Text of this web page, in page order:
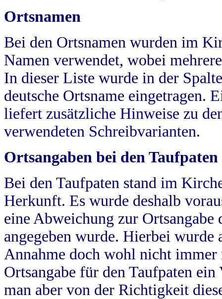
Ortsnamen
Bei den Ortsnamen wurden im
Namen verwendet, wobei
In dieser Liste wurde in der
deutsche Ortsname eingetragen.
liefert zusätzliche Hinweise zu
verwendeten Schreibvarianten.
Ortsangaben bei den Taufpaten
Bei den Taufpaten stand im
Herkunft. Es wurde deshalb
eine Abweichung zur
angegeben wurde. Hierbei wurde
Annahme doch wohl nicht
Ortsangabe für den Taufpaten
man aber von der Richtigkeit